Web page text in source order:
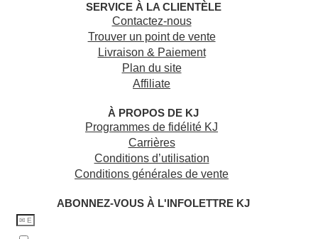
SERVICE À LA CLIENTÈLE
Contactez-nous
Trouver un point de vente
Livraison & Paiement
Plan du site
Affiliate
À PROPOS DE KJ
Programmes de fidélité KJ
Carrières
Conditions d’utilisation
Conditions générales de vente
ABONNEZ-VOUS À L'INFOLETTRE KJ​